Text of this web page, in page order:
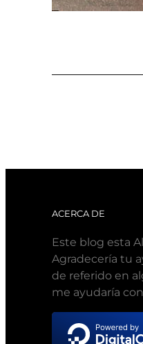
ACERCA DE
Este blog esta
Agradecería tu
de referido en
me ayudaría